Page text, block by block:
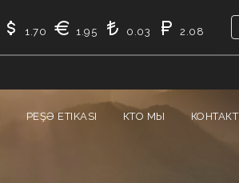
PEŞƏ ETIKASI КТО МЫ КОНТАКТ
1.70 1.95 0.03 2.08